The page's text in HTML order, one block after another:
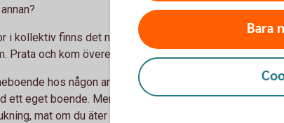
i kollektiv finns det normalt flera gemensamma ytor,
Prata och kom överens om trivselregler, städdagar och
hos någon annan eller kanske hemma hos
ett eget boende. Men det kan vara lätt att glömma bort
mat om du äter hemma, tv, streamingtjänster,
Bara